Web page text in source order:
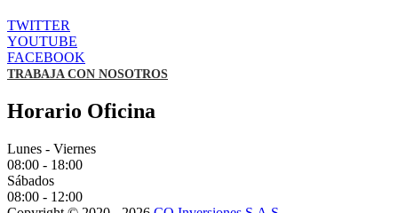
TWITTER
YOUTUBE
FACEBOOK
TRABAJA CON NOSOTROS
Horario Oficina
Lunes - Viernes
08:00 - 18:00
Sábados
08:00 - 12:00